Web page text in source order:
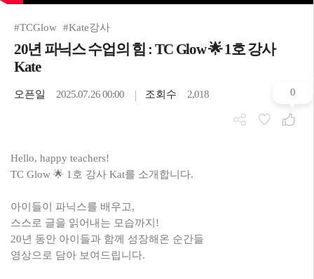
#TCGlow #Kate강사
20년 파닉스 수업의 힘 : TC Glow 🌟 1호 강사
Kate
오픈일 2025.07.26 00:00 조회수 2,018 0
Hello, happy teachers!
TC Glow 🌟 1호 강사 Kat를 소개합니다.
아이들이 파닉스를 배우고,
스스로 글을 읽어내는 모습까지!
20년 동안 아이들과 함께 성장해온 순간들
영상으로 담아 보여드립니다.